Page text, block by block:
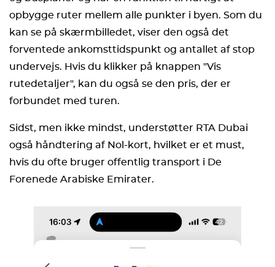
opbygge ruter mellem alle punkter i byen. Som du
kan se på skærmbilledet, viser den også det
forventede ankomsttidspunkt og antallet af stop
undervejs. Hvis du klikker på knappen "Vis
rutedetaljer", kan du også se den pris, der er
forbundet med turen.
Sidst, men ikke mindst, understøtter RTA Dubai
også håndtering af Nol-kort, hvilket er et must,
hvis du ofte bruger offentlig transport i De
Forenede Arabiske Emirater.